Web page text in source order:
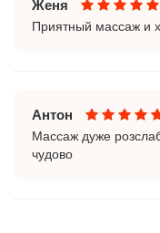
Женя
Приятный массаж и
Антон
Массаж дуже
чудово